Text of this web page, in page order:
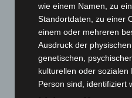
Hannover: Erste
entdeckt
7. August 2026
Brand im „Haus der
eingedämmt
6. August 2026
wie einem Namen, zu
Standortdaten, zu einer
einem oder mehreren
Ausdruck der
genetischen,
kulturellen oder
Person sind, identifiziert